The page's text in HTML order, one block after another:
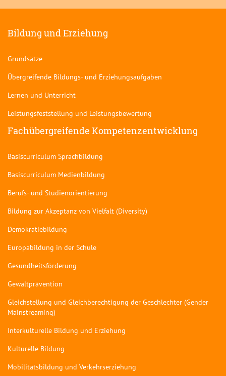
Bildung und Erziehung
Grundsätze
Übergreifende Bildungs- und Erziehungsaufgaben
Lernen und Unterricht
Leistungsfeststellung und Leistungsbewertung
Fachübergreifende Kompetenzentwicklung
Basiscurriculum Sprachbildung
Basiscurriculum Medienbildung
Berufs- und Studienorientierung
Bildung zur Akzeptanz von Vielfalt (Diversity)
Demokratiebildung
Europabildung in der Schule
Gesundheitsförderung
Gewaltprävention
Gleichstellung und Gleichberechtigung der Geschlechter (Gender
Mainstreaming)
Interkulturelle Bildung und Erziehung
Kulturelle Bildung
Mobilitätsbildung und Verkehrserziehung